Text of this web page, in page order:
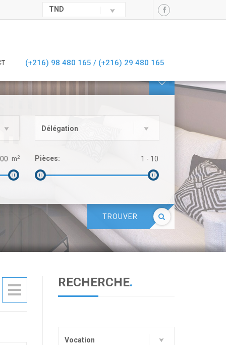
TND
(+216) 98 480 165 / (+216) 29 480 165

Délégation
m2 Pièces:
TROUVER
RECHERCHE.
Vocation